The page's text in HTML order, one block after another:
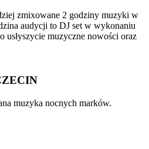
zmixowane 2 godziny muzyki w
audycji to DJ set w wykonaniu
usłyszycie muzyczne nowości oraz
muzyka nocnych marków.